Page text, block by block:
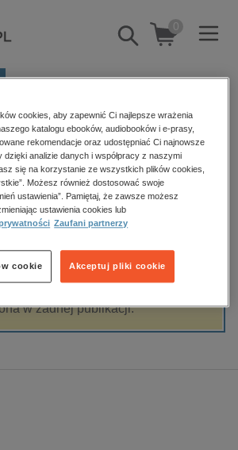
Pokaż/schowaj
wyszukiwarkę
0
prasa
aranżacja wnętrz
gospodarka
rozrywka
technologie, informatyka
informacyjne
Bulejak
Filtrowanie
w żadnej publikacji.
cookies, aby zapewnić Ci najlepsze wrażenia
katalogu ebooków, audiobooków i e-prasy,
rekomendacje oraz udostępniać Ci najnowsze
dzięki analizie danych i współpracy z naszymi
się na korzystanie ze wszystkich plików cookies,
Możesz również dostosować swoje
ustawienia”. Pamiętaj, że zawsze możesz
ustawienia cookies lub
Zaufani partnerzy
Akceptuj pliki cookie
cookie